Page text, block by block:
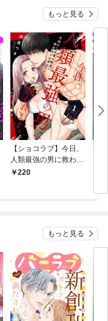
もっと見る
【ショコラブ】今日、
人類最強の男に救われ
ます。 〜真面目な正義
220
ケ
もっと見る